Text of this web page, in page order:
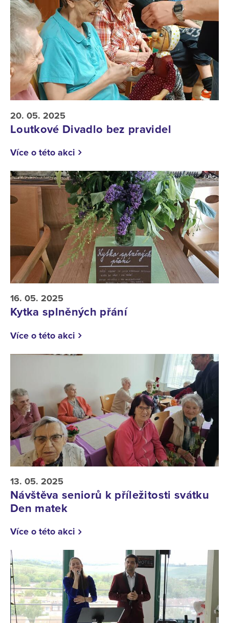
20. 05. 2025
Loutkové Divadlo bez pravidel
Více o této akci
16. 05. 2025
Kytka splněných přání
Více o této akci
13. 05. 2025
Návštěva seniorů k příležitosti svátku
Den matek
Více o této akci